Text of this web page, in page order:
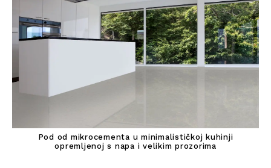
Pod od mikrocementa u minimalističkoj kuhinji
opremljenoj s napa i velikim prozorima